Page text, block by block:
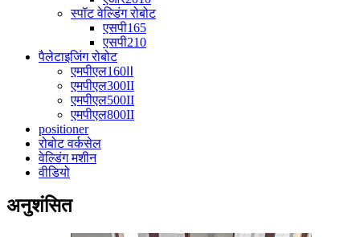
स्पॉट वेल्डिंग रोबोट
एसपी165
एसपी210
पैलेटाइजिंग रोबोट
एमपीएल160Ⅱ
एमपीएल300II
एमपीएल500II
एमपीएल800II
positioner
रोबोट वर्कसेल
वेल्डिंग मशीन
वीडियो
अनुशंसित